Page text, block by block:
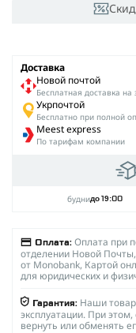
Доставка
Новой почтой
Беcплатная доставка на
Укрпочтой
Бесплатно при полной
Meest express
По тарифам компании
буднидо 19:00
Оплата: Оплата при
отделении Новой
от Monobank, Картой
для юридических и
Гарантия: Наши
эксплуатации. При
вернуть или обменять